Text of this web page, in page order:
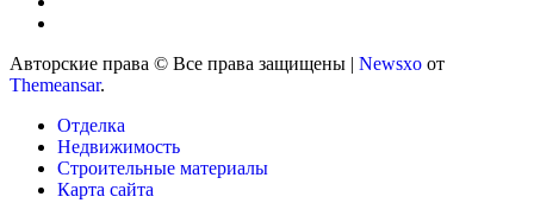
Авторские права © Все права защищены | Newsxo от
Themeansar.
Отделка
Недвижимость
Строительные материалы
Карта сайта